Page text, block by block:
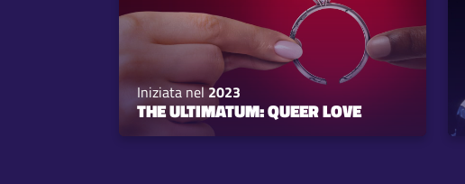
Iniziata nel2023
THE ULTIMATUM: QUEER LOVE